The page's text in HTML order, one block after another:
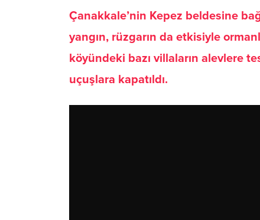
Çanakkale’nin Kepez beldesine
yangın, rüzgarın da etkisiyle
köyündeki bazı villaların alevlere
uçuşlara kapatıldı.